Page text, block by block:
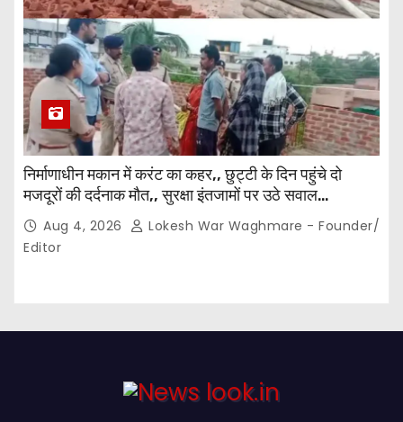
निर्माणाधीन मकान में करंट का कहर,, छुट्टी के दिन पहुंचे दो
मजदूरों की दर्दनाक मौत,, सुरक्षा इंतजामों पर उठे सवाल…
Aug 4, 2026
Lokesh War Waghmare - Founder/
Editor